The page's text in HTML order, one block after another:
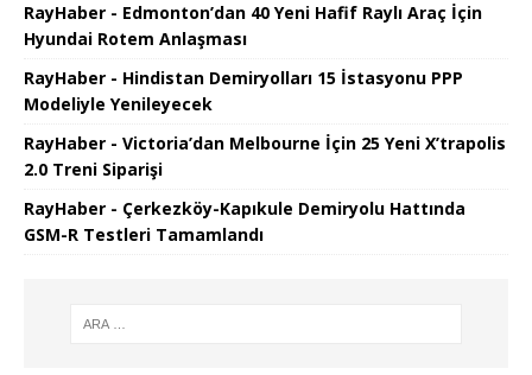
RayHaber - Edmonton’dan 40 Yeni Hafif Raylı Araç İçin
Hyundai Rotem Anlaşması
RayHaber - Hindistan Demiryolları 15 İstasyonu PPP
Modeliyle Yenileyecek
RayHaber - Victoria’dan Melbourne İçin 25 Yeni X’trapolis
2.0 Treni Siparişi
RayHaber - Çerkezköy-Kapıkule Demiryolu Hattında
GSM-R Testleri Tamamlandı